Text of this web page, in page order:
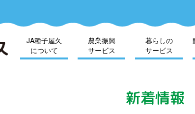
JA種子屋久
について
農業振興
サービス
暮らしの
サービス
新着情報